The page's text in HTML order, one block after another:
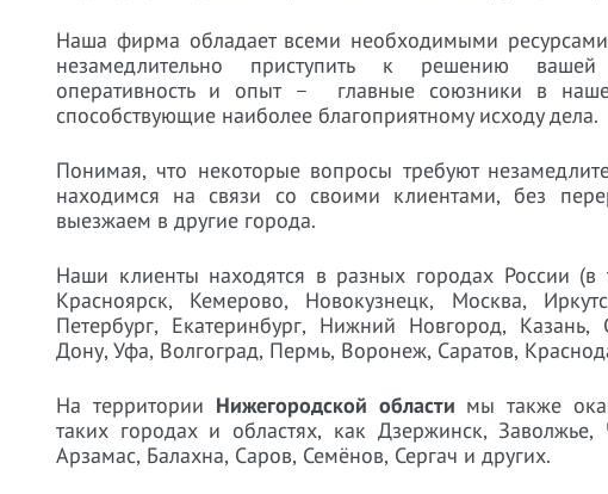
Наша фирма обладает всеми необходимыми
незамедлительно приступить к решению вашей
оперативность и опыт – главные союзники в
способствующие наиболее благоприятному исходу дела.
Понимая, что некоторые вопросы требуют
находимся на связи со своими клиентами, без
выезжаем в другие города.
Наши клиенты находятся в разных городах России (в
Красноярск, Кемерово, Новокузнецк, Москва,
Петербург, Екатеринбург, Нижний Новгород, Казань,
Дону, Уфа, Волгоград, Пермь, Воронеж, Саратов,
На территории Нижегородской области мы также
таких городах и областях, как Дзержинск,
Арзамас, Балахна, Саров, Семёнов, Сергач и других.